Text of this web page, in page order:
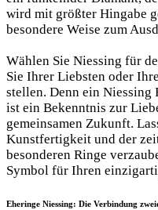
wird mit größter Hingabe
besondere Weise zum
Wählen Sie Niessing für
Sie Ihrer Liebsten oder
stellen. Denn ein Niessing
ist ein Bekenntnis zur
gemeinsamen Zukunft.
Kunstfertigkeit und der
besonderen Ringe
Symbol für Ihren
Eheringe Niessing: Die Verbindung